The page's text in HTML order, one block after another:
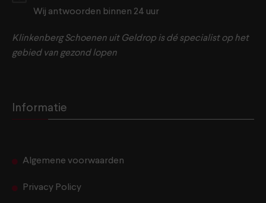
Wij antwoorden binnen 24 uur
Klinkenberg Schoenen uit Geldrop is dé specialist op het
gebied van gezond lopen
Informatie
Algemene voorwaarden
Privacy Policy